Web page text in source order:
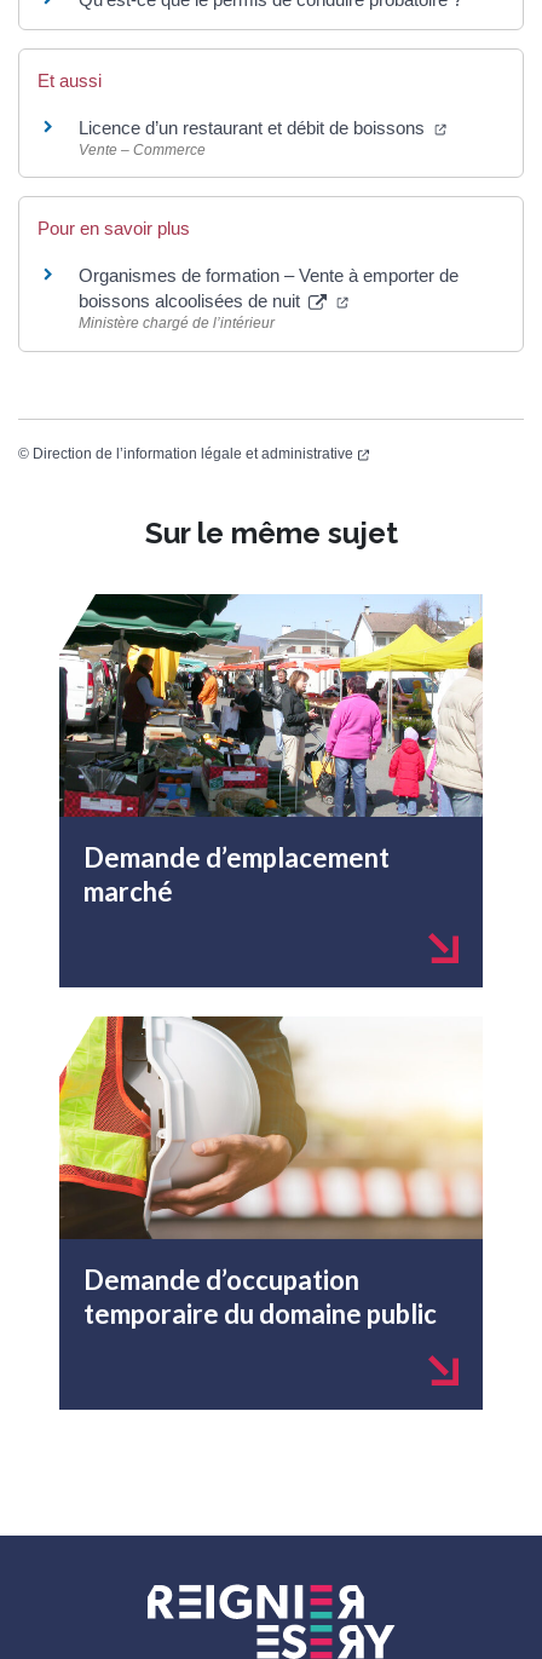
Et aussi
Licence d’un restaurant et débit de boissons
Vente – Commerce
Pour en savoir plus
Organismes de formation – Vente à emporter de
boissons alcoolisées de nuit
Ministère chargé de l’intérieur
© Direction de l’information légale et administrative
Sur le même sujet
Demande d’emplacement
marché
Demande d’occupation
temporaire du domaine public